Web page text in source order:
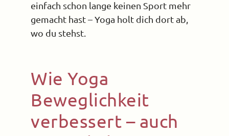
einfach schon lange keinen Sport mehr
gemacht hast – Yoga holt dich dort ab,
wo du stehst.
Wie Yoga
Beweglichkeit
verbessert – auch